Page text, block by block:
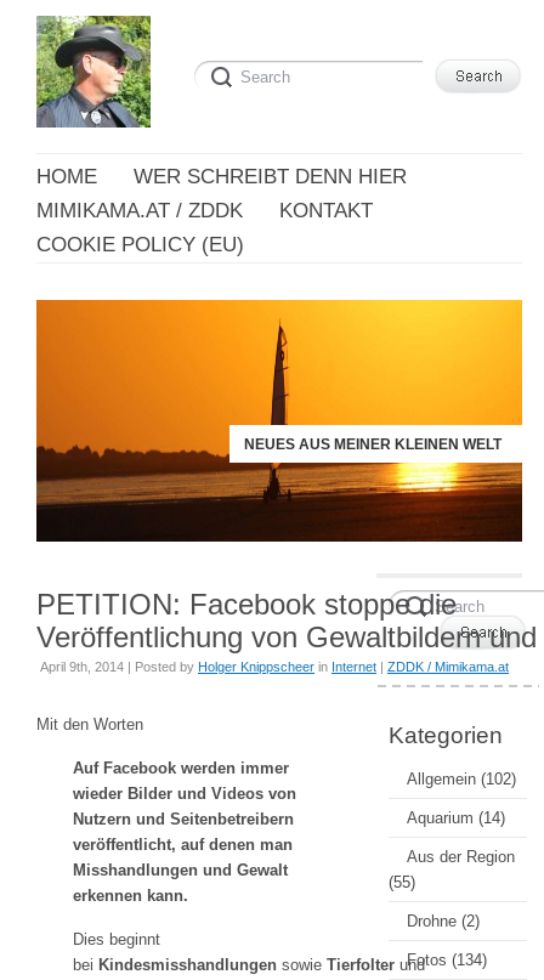
HOME
WER SCHREIBT DENN HIER
MIMIKAMA.AT / ZDDK
KONTAKT
COOKIE POLICY (EU)
NEUES AUS MEINER KLEINEN WELT
PETITION: Facebook stoppe die
Veröffentlichung von Gewaltbildern
April 9th, 2014 | Posted by Holger Knippscheer in Internet | ZDDK / Mimikama.at
Mit den Worten
Auf Facebook werden immer
wieder Bilder und Videos von
Nutzern und Seitenbetreibern
veröffentlicht, auf denen man
Misshandlungen und Gewalt
erkennen kann.
Dies beginnt
bei Kindesmisshandlungen sowie Tierfolter und
Kategorien
Allgemein (102)
Aquarium (14)
Aus der Region
(55)
Drohne (2)
Fotos (134)